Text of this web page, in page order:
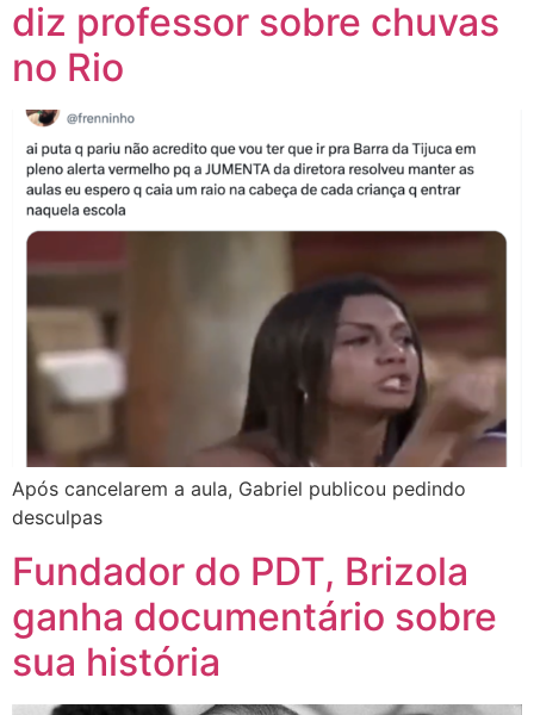
diz professor sobre chuvas
no Rio
Após cancelarem a aula, Gabriel publicou pedindo
desculpas
Fundador do PDT, Brizola
ganha documentário sobre
sua história